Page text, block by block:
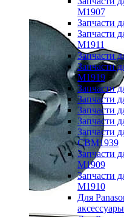
M1907
Запчасти
Запчасти
M1911
Запчасти
Запчасти
M1919
Запчасти
Запчасти
Запчасти
Запчасти
Запчасти
CBM1939
Запчасти
M1909
Запчасти
M1910
Для
аксессуары